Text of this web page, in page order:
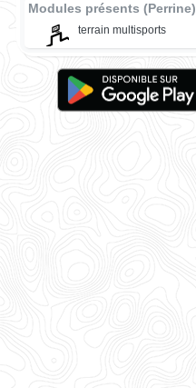
Modules présents (Perrine)
terrain multisports